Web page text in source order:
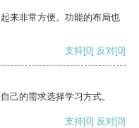
来非常方便。功能的布局也
支持[0] 反对[0]
己的需求选择学习方式。
支持[0] 反对[0]